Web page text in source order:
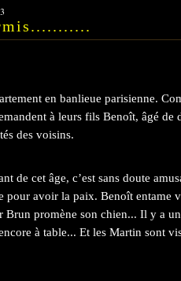
en banlieue parisienne.
à leurs fils Benoît, âgé de
des voisins.
de cet âge, c’est sans doute
pour avoir la paix. Benoît entame
Brun promène son chien... Il y a
à table... Et les Martin sont